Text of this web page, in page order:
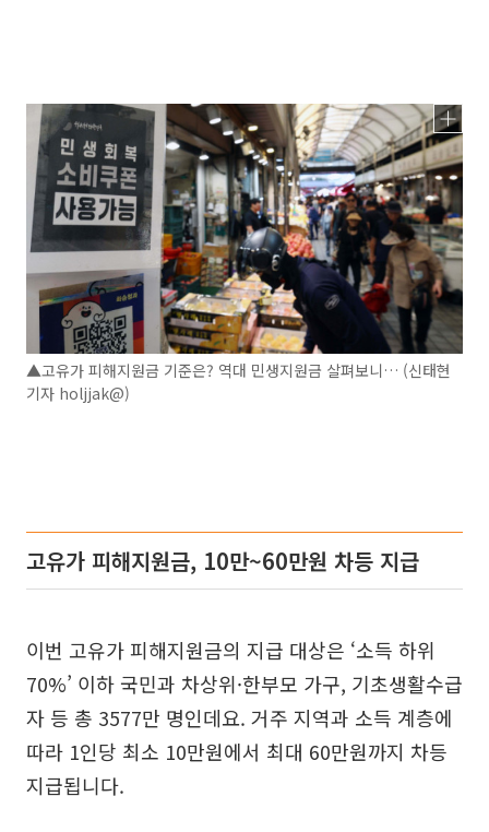
▲고유가 피해지원금 기준은? 역대 민생지원금 살펴보니… (신태현
기자 holjjak@)
고유가 피해지원금, 10만~60만원 차등 지급
이번 고유가 피해지원금의 지급 대상은 ‘소득 하위
70%’ 이하 국민과 차상위·한부모 가구, 기초생활수급
자 등 총 3577만 명인데요. 거주 지역과 소득 계층에
따라 1인당 최소 10만원에서 최대 60만원까지 차등
지급됩니다.